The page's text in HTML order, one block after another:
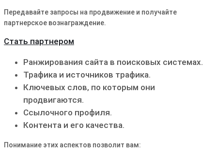
Передавайте запросы на продвижение и получайте
партнерское вознаграждение.
Стать партнером
Ранжирования сайта в поисковых системах.
Трафика и источников трафика.
Ключевых слов‚ по которым они
продвигаются.
Ссылочного профиля.
Контента и его качества.
Понимание этих аспектов позволит вам: